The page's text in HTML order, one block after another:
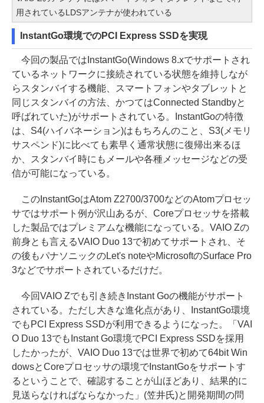
用されているLDSアンテナが使われている
InstantGo環境でのPCI Express SSDを実現
今回の製品ではInstantGo(Windows 8.xでサポートされ
ているネットワークに接続されている状態を維持しなが
らスタンバイする機能、スマートフォンやタブレットと
同じスタンバイの方法、かつてはConnected Standbyと
呼ばれていた)がサポートされている。InstantGoの特徴
は、S4(ハイバネーション)はもちろんのこと、S3(メモリ
サスペンド)に比べても素早く通常状態に復帰出来るほ
か、スタンバイ時にもメールや各種メッセージなどの受
信が可能になっている。
このInstantGoはAtom Z2700/3700などのAtomプロセッ
サではサポート例が沢山あるが、Coreプロセッサを搭載
した製品ではプレミアムな機能になっている。VAIO Zの
前身とも言えるVAIO Duo 13で初めてサポートされ、そ
の後もパナソニックのLet's noteやMicrosoftのSurface Pro
3などでサポートされているだけだ。
今回VAIO Zでも引き続きInstant Goの機能がサポート
されている。ただし大きな進化点があり、InstantGo環境
でもPCI Express SSDが利用できるようになった。「VAI
O Duo 13でもInstant Go環境でPCI Express SSDを採用
したかったが、VAIO Duo 13では世界で初めて64bit Win
dowsとCoreプロセッサの環境でInstantGoをサポートす
るということで、確認することが山ほどあり、結果的に
見送らなければならなかった」(笠井氏)と開発期間の問